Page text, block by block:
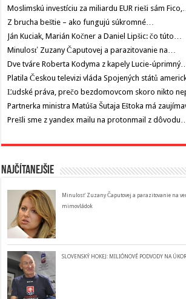
Moslimskú investíciu za miliardu EUR rieši sám
Z brucha beštie – ako fungujú súkromné…
Ján Kuciak, Marián Kočner a Daniel Lipšic: čo túto…
Minulosť Zuzany Čaputovej a parazitovanie na…
Dve tváre Roberta Kodyma z kapely Lucie-
Platila Českou televizi vláda Spojených států
Ľudské práva, prečo bezdomovcom skoro nikto
Partnerka ministra Matúša Šutaja Eštoka má
Prešli sme z yandex mailu na protonmail z
Najčítanejšie
Minulosť Zuzany Čaputovej a parazitovanie na
mimovládok
SLOVENSKÝ HOKEJ: MILIÓNOVÉ PODVODY NA